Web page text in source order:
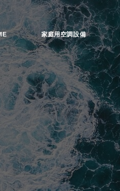
家庭用空調設備